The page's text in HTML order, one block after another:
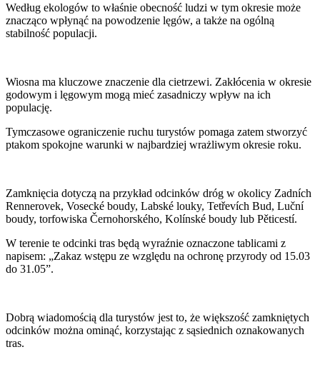
Według ekologów to właśnie obecność ludzi w tym okresie może
znacząco wpłynąć na powodzenie lęgów, a także na ogólną
stabilność populacji.
Wiosna ma kluczowe znaczenie dla cietrzewi. Zakłócenia w okresie
godowym i lęgowym mogą mieć zasadniczy wpływ na ich
populację.
Tymczasowe ograniczenie ruchu turystów pomaga zatem stworzyć
ptakom spokojne warunki w najbardziej wrażliwym okresie roku.
Zamknięcia dotyczą na przykład odcinków dróg w okolicy Zadních
Rennerovek, Vosecké boudy, Labské louky, Tetřevích Bud, Luční
boudy, torfowiska Černohorského, Kolínské boudy lub Pěticestí.
W terenie te odcinki tras będą wyraźnie oznaczone tablicami z
napisem: „Zakaz wstępu ze względu na ochronę przyrody od 15.03
do 31.05”.
Dobrą wiadomością dla turystów jest to, że większość zamkniętych
odcinków można ominąć, korzystając z sąsiednich oznakowanych
tras.